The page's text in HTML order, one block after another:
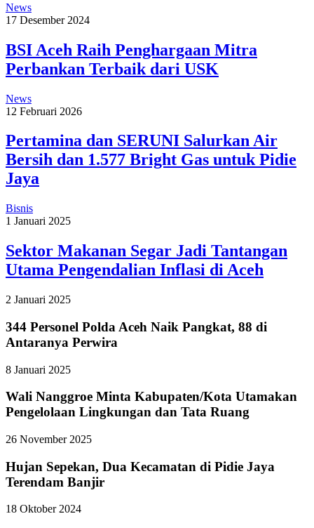
News
17 Desember 2024
BSI Aceh Raih Penghargaan Mitra
Perbankan Terbaik dari USK
News
12 Februari 2026
Pertamina dan SERUNI Salurkan Air
Bersih dan 1.577 Bright Gas untuk Pidie
Jaya
Bisnis
1 Januari 2025
Sektor Makanan Segar Jadi Tantangan
Utama Pengendalian Inflasi di Aceh
2 Januari 2025
344 Personel Polda Aceh Naik Pangkat, 88 di
Antaranya Perwira
8 Januari 2025
Wali Nanggroe Minta Kabupaten/Kota Utamakan
Pengelolaan Lingkungan dan Tata Ruang
26 November 2025
Hujan Sepekan, Dua Kecamatan di Pidie Jaya
Terendam Banjir
18 Oktober 2024